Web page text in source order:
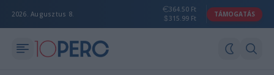
2026. Augusztus 8.
364.50 Ft
315.99 Ft
TÁMOGATÁS